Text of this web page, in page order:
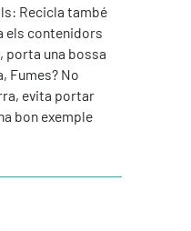
Recicla també
els contenidors
porta una bossa
Fumes? No
evita portar
bon exemple